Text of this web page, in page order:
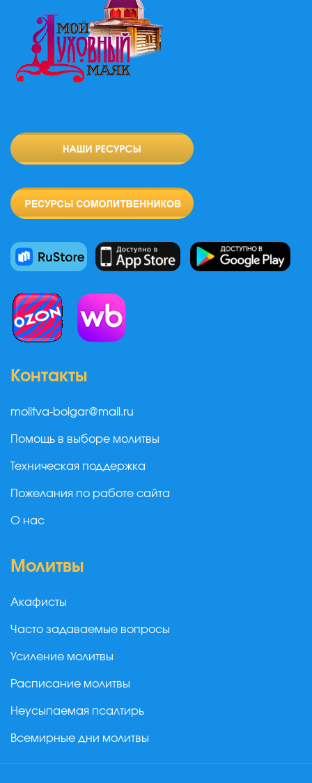
Контакты
molitva-bolgar@mail.ru
Помощь в выборе молитвы
Техническая поддержка
Пожелания по работе сайта
О нас
Молитвы
Акафисты
Часто задаваемые вопросы
Усиление молитвы
Расписание молитвы
Неусыпаемая псалтирь
Всемирные дни молитвы